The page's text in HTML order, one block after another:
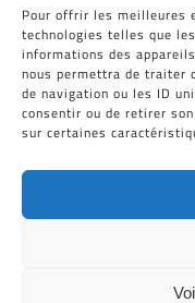
Pour offrir les meilleures
technologies telles que
informations des
nous permettra de traiter
de navigation ou les ID
consentir ou de retirer
sur certaines
Partagez
Facebook
Twitter
Tous Droits